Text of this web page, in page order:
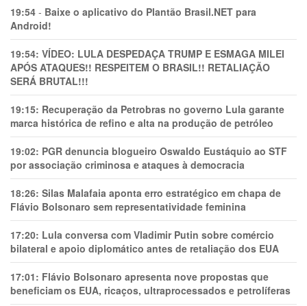
19:54 - Baixe o aplicativo do Plantão Brasil.NET para
Android!
19:54: VÍDEO: LULA DESPEDAÇA TRUMP E ESMAGA MILEI
APÓS ATAQUES!! RESPEITEM O BRASIL!! RETALIAÇÃO
SERÁ BRUTAL!!!
19:15: Recuperação da Petrobras no governo Lula garante
marca histórica de refino e alta na produção de petróleo
19:02: PGR denuncia blogueiro Oswaldo Eustáquio ao STF
por associação criminosa e ataques à democracia
18:26: Silas Malafaia aponta erro estratégico em chapa de
Flávio Bolsonaro sem representatividade feminina
17:20: Lula conversa com Vladimir Putin sobre comércio
bilateral e apoio diplomático antes de retaliação dos EUA
17:01: Flávio Bolsonaro apresenta nove propostas que
beneficiam os EUA, ricaços, ultraprocessados e petrolíferas